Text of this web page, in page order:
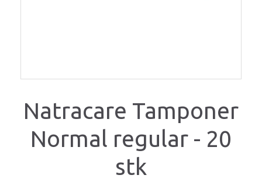
Natracare Tamponer
Normal regular - 20
stk